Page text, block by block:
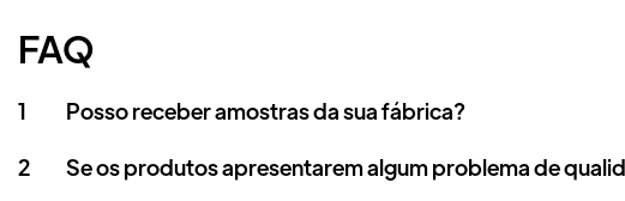
FAQ
1 Posso receber amostras da sua fábrica?
2 Se os produtos apresentarem algum problema de